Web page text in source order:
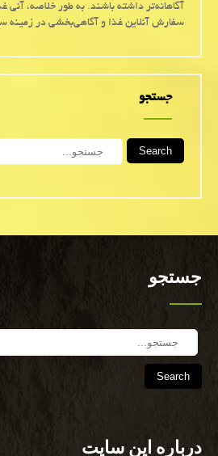
آگاهانه‌تر داشته باشند. به طور خلاصه، آنی
سفارش آنلاین غذا و آگاهی‌بخشی در زمینه
جستجو
Search
جستجو
درباره این سایت